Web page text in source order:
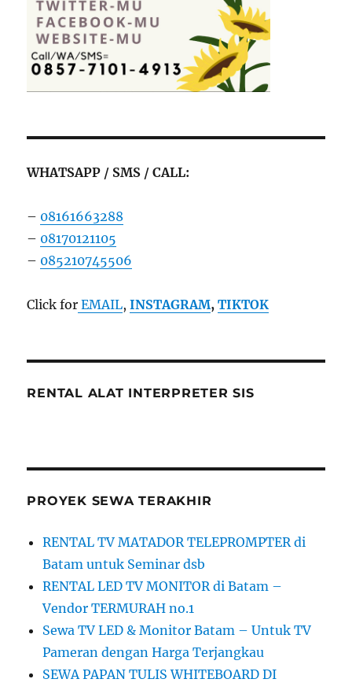
WHATSAPP / SMS / CALL:
– 08161663288
– 08170121105
– 085210745506
Click for EMAIL, INSTAGRAM, TIKTOK
RENTAL ALAT INTERPRETER SIS
PROYEK SEWA TERAKHIR
RENTAL TV MATADOR TELEPROMPTER di
Batam untuk Seminar dsb
RENTAL LED TV MONITOR di Batam –
Vendor TERMURAH no.1
Sewa TV LED & Monitor Batam – Untuk TV
Pameran dengan Harga Terjangkau
SEWA PAPAN TULIS WHITEBOARD DI